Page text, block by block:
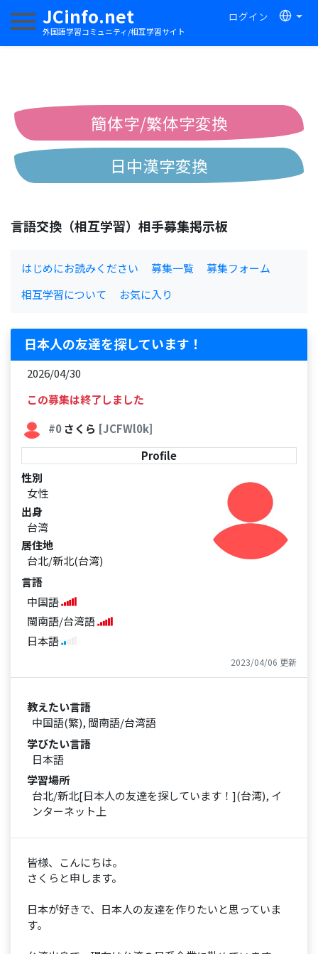
JCinfo.net
外国語学習コミュニティ/相互学習サイト
ログイン
ナビゲーションを切り替える
簡体字/繁体字変換
日中漢字変換
言語交換（相互学習）相手募集掲示板
はじめにお読みください 募集一覧
募集フォーム
相互学習について
お気に入り
日本人の友達を探しています！
2026/04/30
この募集は終了しました
#0さくら [JCFWl0k]
Profile
性別
女性
出身
台湾
居住地
台北/新北(台湾)
言語
中国語
閩南語/台湾語
日本語
2023/04/06 更新
教えたい言語
中国語(繁), 閩南語/台湾語
学びたい言語
日本語
学習場所
台北/新北[日本人の友達を探しています！](台湾), イ
ンターネット上
皆様、こんにちは。
さくらと申します。
日本が好きで、日本人の友達を作りたいと思っていま
す。